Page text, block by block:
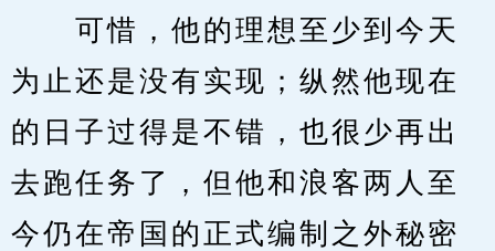
可惜，他的理想至少到今天
为止还是没有实现；纵然他现在
的日子过得是不错，也很少再出
去跑任务了，但他和浪客两人至
今仍在帝国的正式编制之外秘密